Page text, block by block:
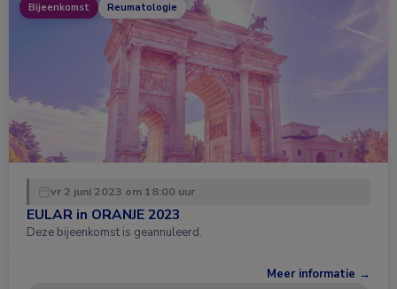
Bijeenkomst Reumatologie
vr 2 juni 2023 om 18:00 uur
EULAR in ORANJE 2023
Deze bijeenkomst is geannuleerd.
Meer informatie →